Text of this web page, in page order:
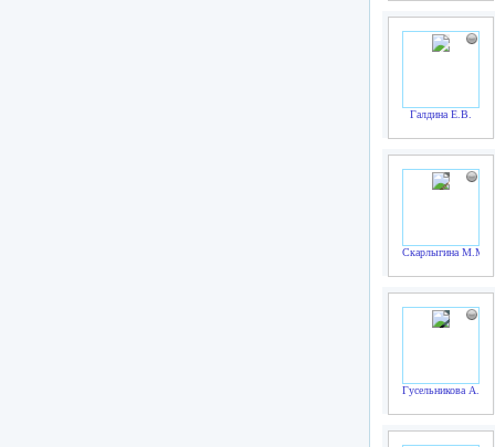
Галдина Е.В.
Скарлыгина М.М.
Гусельникова А.В.